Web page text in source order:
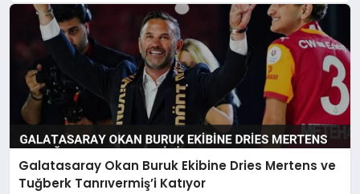
Galatasaray Okan Buruk Ekibine Dries Mertens ve
Tuğberk Tanrıvermiş’i Katıyor